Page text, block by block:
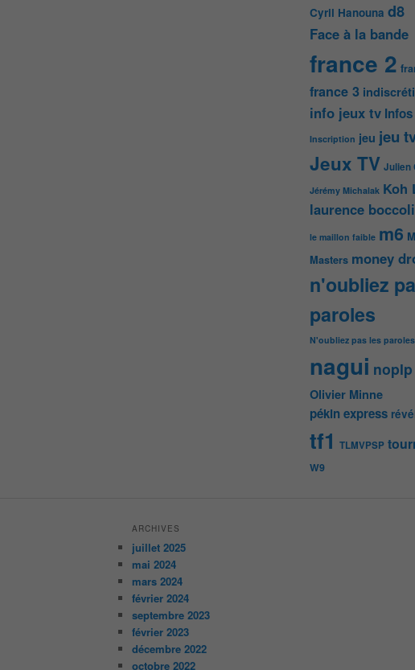
Cyril Hanouna d8
Face à la bande
france 2
france 3
info jeux tv Infos
Inscription jeu jeu
Jeux TV Julien
Jérémy Michalak Koh
laurence
le maillon faible m6
Masters money
n'oubliez
paroles
N'oubliez pas les paroles
nagui noplp
Olivier Minne
pékin express
tf1 TLMVPSP
W9
ARCHIVES
juillet 2025
mai 2024
mars 2024
février 2024
septembre 2023
février 2023
décembre 2022
octobre 2022